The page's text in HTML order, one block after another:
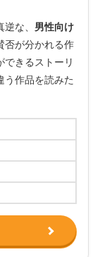
な、 男性向け
否が分かれる作
できるストーリ
う作品を読みた